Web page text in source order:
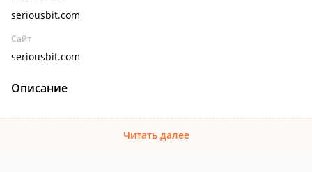
seriousbit.com
Сайт
seriousbit.com
Описание
Читать далее